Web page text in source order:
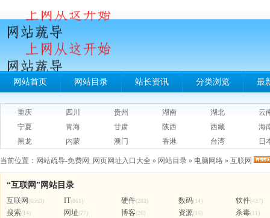
网站首页 网站目录 站长资讯 分类浏览 最
重庆 四川 贵州 湖南 湖北
云
宁夏
青海 甘肃 陕西 西藏
海
黑龙
内蒙 澳门 香港 台湾 日
当前位置： 网站疏导-免费网_网页网址入口大全 » 网站目录 » 电脑网络 » 互联网
“互联网”网站目录
互联网(6563) IT(861) 硬件(283) 数码(14) 软件(437)
搜索(14) 网址(77) 博客(26) 资源(16) 杀毒(11)